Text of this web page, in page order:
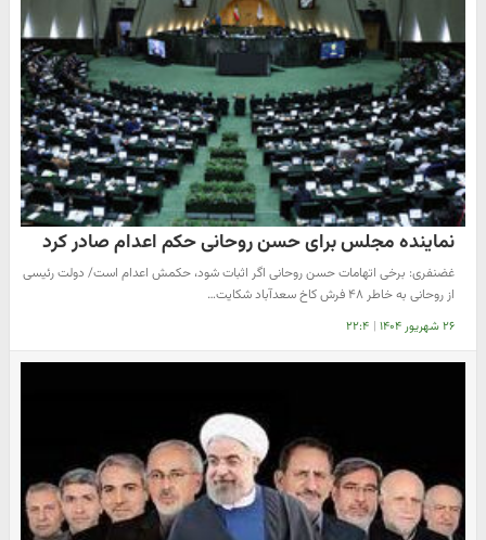
نماینده مجلس برای حسن روحانی حکم اعدام صادر کرد
غضنفری: برخی اتهامات حسن روحانی اگر اثبات شود، حکمش اعدام است/ دولت رئیسی
از روحانی به خاطر ۴۸ فرش کاخ سعدآباد شکایت…
۲۶ شهریور ۱۴۰۴ | ۲۲:۴